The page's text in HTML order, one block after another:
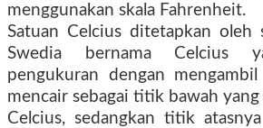
menggunakan skala Fahrenheit.
Satuan Celcius ditetapkan oleh
Swedia bernama Celcius
pengukuran dengan
mencair sebagai titik bawah
Celcius, sedangkan titik